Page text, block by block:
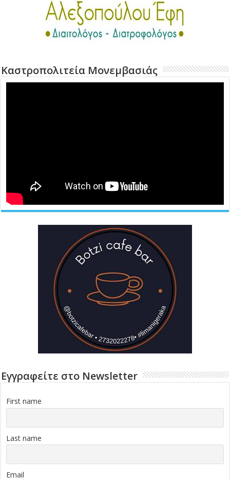
Καστροπολιτεία Μονεμβασιάς
Εγγραφείτε στο Newsletter
First name
Last name
Email